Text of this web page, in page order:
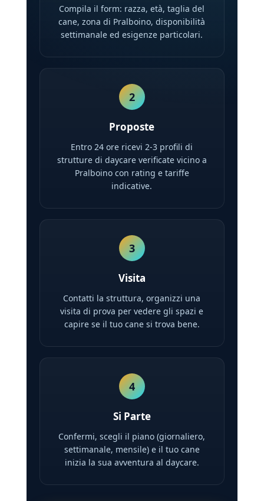
Compila il form: razza, età, taglia del
cane, zona di Pralboino, disponibilità
settimanale ed esigenze particolari.
2
Proposte
Entro 24 ore ricevi 2-3 profili di
strutture di daycare verificate vicino a
Pralboino con rating e tariffe
indicative.
3
Visita
Contatti la struttura, organizzi una
visita di prova per vedere gli spazi e
capire se il tuo cane si trova bene.
4
Si Parte
Confermi, scegli il piano (giornaliero,
settimanale, mensile) e il tuo cane
inizia la sua avventura al daycare.